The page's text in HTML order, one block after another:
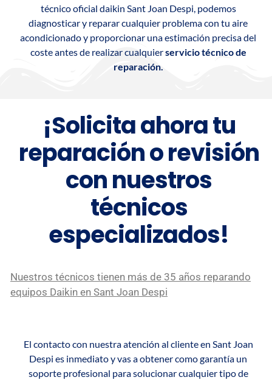
técnico oficial daikin Sant Joan Despi, podemos
diagnosticar y reparar cualquier problema con tu aire
acondicionado y proporcionar una estimación precisa del
coste antes de realizar cualquierservicio técnico de
reparación.
¡Solicita ahora tu
reparación o revisión
con nuestros
técnicos
especializados!
Nuestros técnicos tienen más de 35 años reparando
equipos Daikin en Sant Joan Despi
El contacto con nuestra atención al cliente en Sant Joan
Despi es inmediato y vas a obtener como garantía un
soporte profesional para solucionar cualquier tipo de